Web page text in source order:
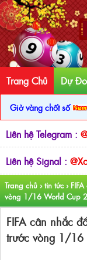
Trang Chủ Dự
Giờ vàng chốt số
Liên hệ Telegram :
Liên hệ Signal :
Trang chủ ›tin tức ›
vòng 1/16 World Cup
FIFA cân nhắc
trước vòng 1/